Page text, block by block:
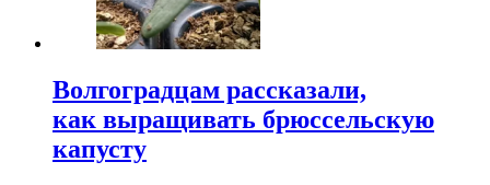
Волгоградцам рассказали,
как выращивать брюссельскую
капусту